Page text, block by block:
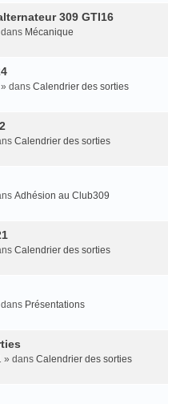
309 GTI16
Mécanique
dans Calendrier des sorties
Calendrier des sorties
Adhésion au Club309
Calendrier des sorties
Présentations
» dans Calendrier des sorties